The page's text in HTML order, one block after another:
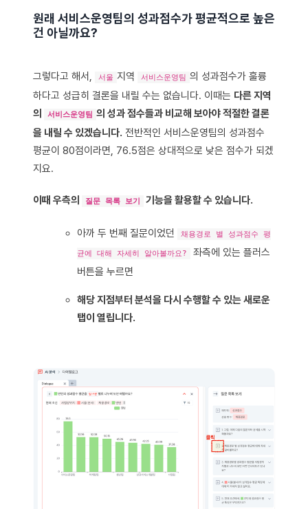
원래 서비스운영팀의 성과점수가 평균적으로 높은
건 아닐까요?
그렇다고 해서, 서울 지역 서비스운영팀 의 성과점수가 훌륭
하다고 성급히 결론을 내릴 수는 없습니다. 이때는 다른 지역
의
서비스운영팀 의 성과 점수들과 비교해 보아야 적절한 결론
을 내릴 수 있겠습니다. 전반적인 서비스운영팀의 성과점수
평균이 80점이라면, 76.5점은 상대적으로 낮은 점수가 되겠
지요.
이때 우측의 질문 목록 보기 기능을 활용할 수 있습니다.
아까 두 번째 질문이었던 채용경로 별 성과점수 평
균에 대해 자세히 알아볼까요?
좌측에 있는 플러스
버튼을 누르면
해당 지점부터 분석을 다시 수행할 수 있는 새로운
탭이 열립니다.